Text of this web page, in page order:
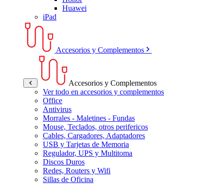
Huawei
iPad
Accesorios y Complementos
Accesorios y Complementos
Ver todo en accesorios y complementos
Office
Antivirus
Morrales - Maletines - Fundas
Mouse, Teclados, otros perifericos
Cables, Cargadores, Adaptadores
USB y Tarjetas de Memoria
Regulador, UPS y Multitoma
Discos Duros
Redes, Routers y Wifi
Sillas de Oficina